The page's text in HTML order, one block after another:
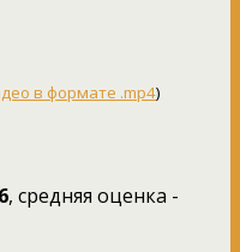
в формате .mp4)
, средняя оценка -